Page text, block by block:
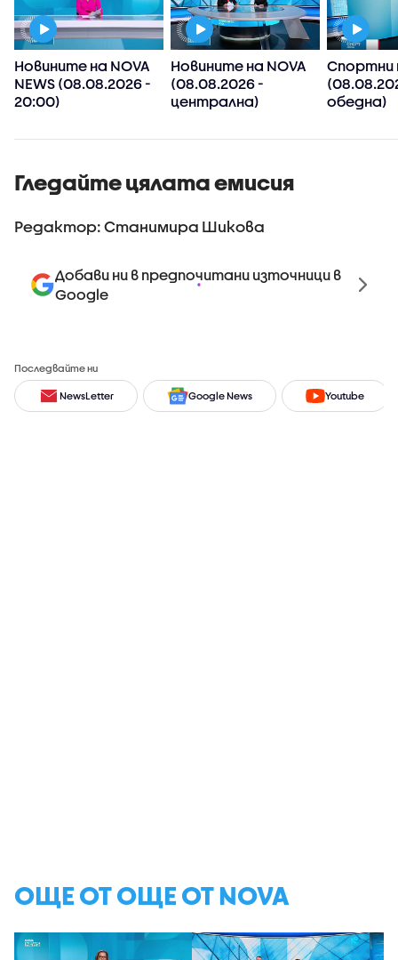
Новините на NOVA
NEWS (08.08.2026 -
20:00)
Новините на NOVA
(08.08.2026 -
централна)
Спортни
обедна)
Гледайте цялата емисия
Редактор: Станимира Шикова
Добави ни в предпочитани източници в
Google
Последвайте ни
NewsLetter Google News Youtube
ОЩЕ ОТ ОЩЕ ОТ NOVA